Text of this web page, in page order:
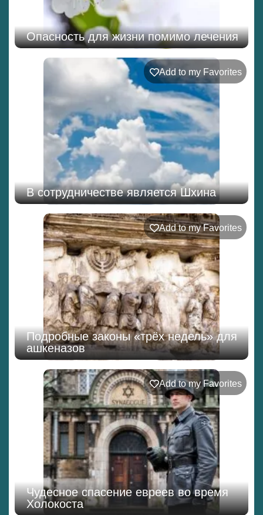
Опасность для жизни помимо лечения
Add to my Favorites
В сотрудничестве является Шхина
Add to my Favorites
Подробные законы «трёх недель» для
ашкеназов
Add to my Favorites
Чудесное спасение евреев во время
Холокоста